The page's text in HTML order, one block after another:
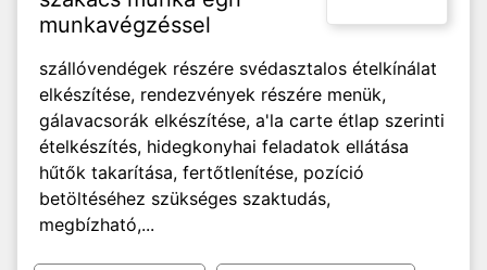
munkavégzéssel
szállóvendégek részére svédasztalos ételkínálat
elkészítése, rendezvények részére menük,
gálavacsorák elkészítése, a'la carte étlap szerinti
ételkészítés, hidegkonyhai feladatok ellátása
hűtők takarítása, fertőtlenítése, pozíció
betöltéséhez szükséges szaktudás,
megbízható,...